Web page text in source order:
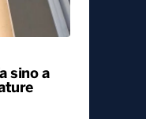
sino a